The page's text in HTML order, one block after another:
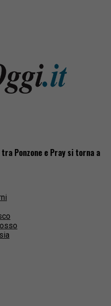
Ponzone e Pray si torna a